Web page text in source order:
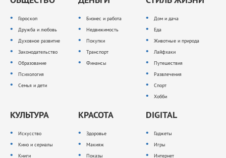
Гороскоп
Дружба и любовь
Духовное развитие
Законодательство
Образование
Психология
Семья и дети
Бизнес и работа
Недвижимость
Покупки
Транспорт
Финансы
Дом и дача
Еда
Животные и природа
Лайфхаки
Путешествия
Развлечения
Спорт
Хобби
КУЛЬТУРА
Искусство
Кино и сериалы
Книги
КРАСОТА
Здоровье
Макияж
Показы
DIGITAL
Гаджеты
Игры
Интернет